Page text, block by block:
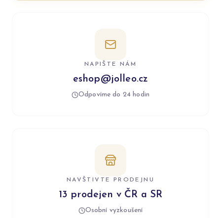
NAPIŠTE NÁM
eshop@jolleo.cz
Odpovíme do 24 hodin
NAVŠTIVTE PRODEJNU
13 prodejen v ČR a SR
Osobní vyzkoušení